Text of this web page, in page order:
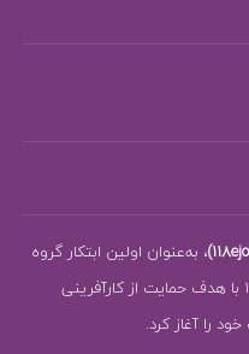
، به‌عنوان اولین ابتکار گروه
بازاریابی و تبلیغات کوشا، در بهمن‌ماه 1395 با هدف حمایت از کارآفرینی
را آغاز کرد.